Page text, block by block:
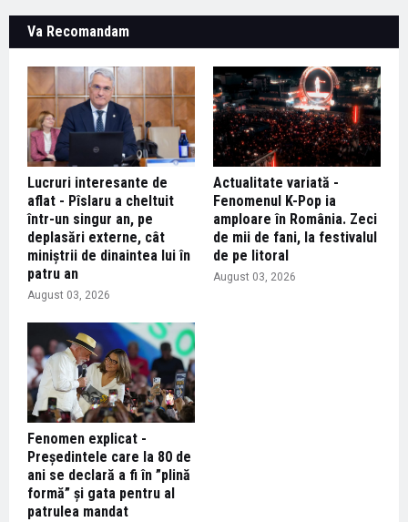
Va Recomandam
Lucruri interesante de
aflat - Pîslaru a cheltuit
într-un singur an, pe
deplasări externe, cât
miniștrii de dinaintea lui în
patru an
August 03, 2026
Actualitate variată -
Fenomenul K-Pop ia
amploare în România. Zeci
de mii de fani, la festivalul
de pe litoral
August 03, 2026
Fenomen explicat -
Președintele care la 80 de
ani se declară a fi în ”plină
formă” și gata pentru al
patrulea mandat